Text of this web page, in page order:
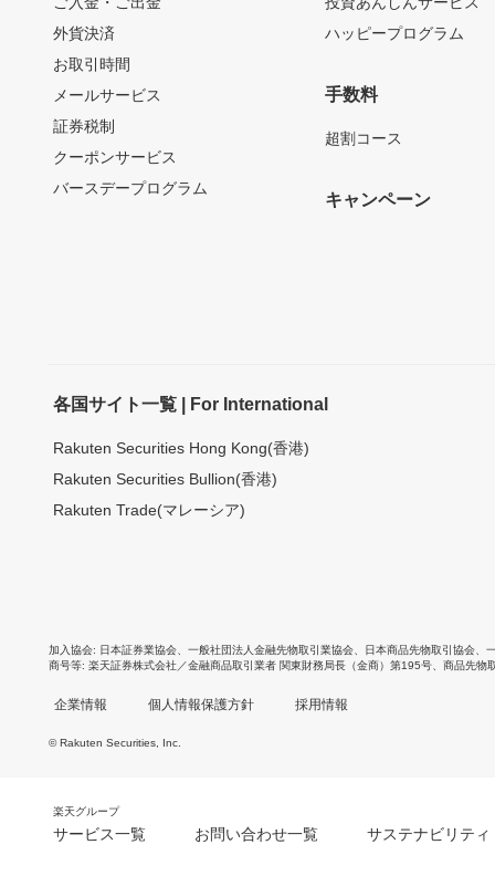
外貨決済
お取引時間
メールサービス
証券税制
クーポンサービス
バースデープログラム
ハッピープログラム
手数料
超割コース
キャンペーン
各国サイト一覧 | For International
Rakuten Securities Hong Kong(香港)
Rakuten Securities Bullion(香港)
Rakuten Trade(マレーシア)
加入協会 日本証券業協会 一般社団法人金融先物取引業協会 日本商品先物取引協会
商号等 楽天証券株式会社／金融商品取引業者 関東財務局長（金商）第195号、商品先物
企業情報 個人情報保護方針 採用情報
© Rakuten Securities, Inc.
楽天グループ
サービス一覧 お問い合わせ一覧 サステナビリティ